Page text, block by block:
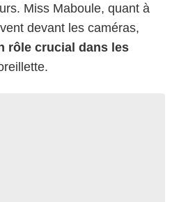
Miss Maboule, quant à
devant les caméras,
rôle crucial dans les